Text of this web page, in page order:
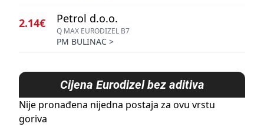
2.14€ Petrol d.o.o.
Q MAX EURODIZEL B7
PM BULINAC >
Cijena Eurodizel bez aditiva
Nije pronađena nijedna postaja za ovu vrstu
goriva